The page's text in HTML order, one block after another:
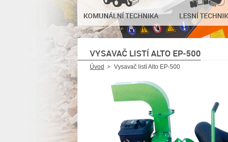
KOMUNÁLNÍ TECHNIKA LESNÍ
VYSAVAČ LISTÍ ALTO EP-500
Úvod Vysavač listí Alto EP-500